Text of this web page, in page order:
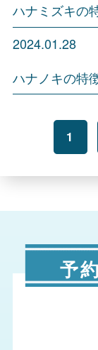
ハナミズキの
2024.01.28
ハナノキの特
稿
の
ペ
ジ
送
1
予